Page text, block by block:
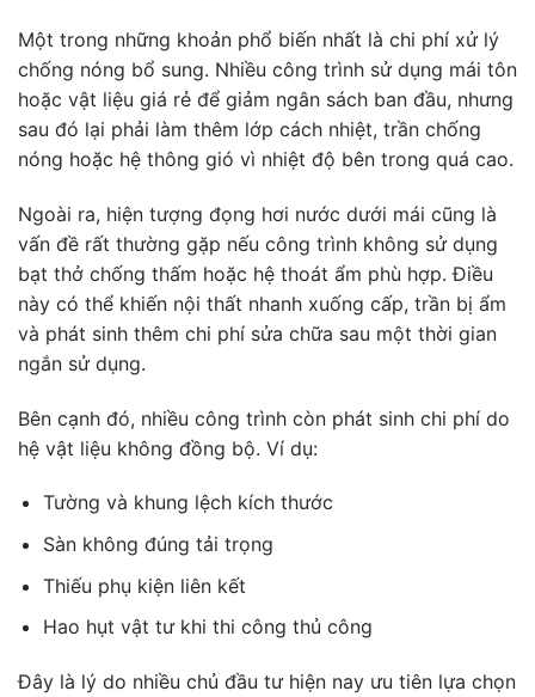
Một trong những khoản phổ biến nhất là chi phí xử lý
chống nóng bổ sung. Nhiều công trình sử dụng mái tôn
hoặc vật liệu giá rẻ để giảm ngân sách ban đầu, nhưng
sau đó lại phải làm thêm lớp cách nhiệt, trần chống
nóng hoặc hệ thông gió vì nhiệt độ bên trong quá cao.
Ngoài ra, hiện tượng đọng hơi nước dưới mái cũng là
vấn đề rất thường gặp nếu công trình không sử dụng
bạt thở chống thấm hoặc hệ thoát ẩm phù hợp. Điều
này có thể khiến nội thất nhanh xuống cấp, trần bị ẩm
và phát sinh thêm chi phí sửa chữa sau một thời gian
ngắn sử dụng.
Bên cạnh đó, nhiều công trình còn phát sinh chi phí do
hệ vật liệu không đồng bộ. Ví dụ:
Tường và khung lệch kích thước
Sàn không đúng tải trọng
Thiếu phụ kiện liên kết
Hao hụt vật tư khi thi công thủ công
Đây là lý do nhiều chủ đầu tư hiện nay ưu tiên lựa chọn